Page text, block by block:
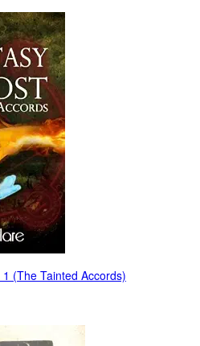
(The Tainted Accords)